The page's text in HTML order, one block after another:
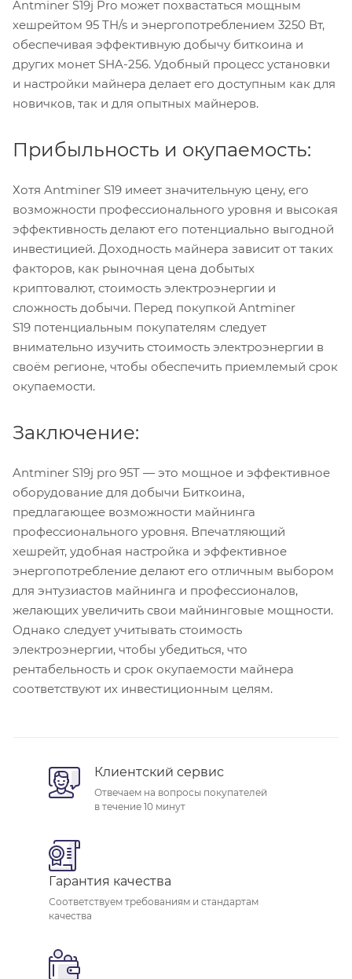
Antminer S19j Pro может похвастаться мощным
хешрейтом 95 TH/s и энергопотреблением 3250 Вт,
обеспечивая эффективную добычу биткоина и
других монет SHA-256. Удобный процесс установки
и настройки майнера делает его доступным как для
новичков, так и для опытных майнеров.
Прибыльность и окупаемость:
Хотя Antminer S19 имеет значительную цену, его
возможности профессионального уровня и высокая
эффективность делают его потенциально выгодной
инвестицией. Доходность майнера зависит от таких
факторов, как рыночная цена добытых
криптовалют, стоимость электроэнергии и
сложность добычи. Перед покупкой Antminer
S19 потенциальным покупателям следует
внимательно изучить стоимость электроэнергии в
своём регионе, чтобы обеспечить приемлемый срок
окупаемости.
Заключение:
Antminer S19j pro 95T — это мощное и эффективное
оборудование для добычи Биткоина,
предлагающее возможности майнинга
профессионального уровня. Впечатляющий
хешрейт, удобная настройка и эффективное
энергопотребление делают его отличным выбором
для энтузиастов майнинга и профессионалов,
желающих увеличить свои майнинговые мощности.
Однако следует учитывать стоимость
электроэнергии, чтобы убедиться, что
рентабельность и срок окупаемости майнера
соответствуют их инвестиционным целям.
Клиентский сервис
Отвечаем на вопросы покупателей
в течение 10 минут
Гарантия качества
Соответствуем требованиям и стандартам
качества